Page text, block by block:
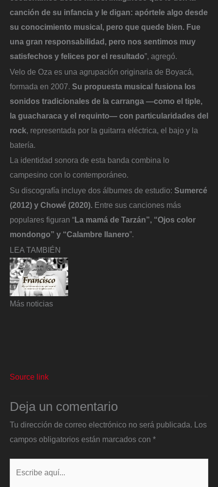
canción de su infancia y le digan: apórtele algo desde
su conocimiento musical, pero que quede bien. Fue
una gran responsabilidad, pero nos sentimos muy
satisfechos y felices por el resultado”, agregó.
Velo de Oza es una agrupación originaria de Boyacá,
formada en 2007. Su propuesta musical fusiona los
sonidos tradicionales de la carranga —como el tiple,
la guacharaca y el requinto— con particularidades del
rock, representada por la guitarra eléctrica, el bajo y la
batería.
La identidad sonora de esta banda combina lo
campesino con lo contemporáneo.
Su discografía incluye dos álbumes de estudio: Sumercé
(2012) y Chowé (2020). Entre sus canciones más
populares figuran “La mamá de Tarzán”, “Ojos color
mondongo” y “Calambre llanero”.
LEA TAMBIÉN
Más noticias
Source link
Deja un comentario
Tu dirección de correo electrónico no será publicada.
Los
campos obligatorios están marcados con *